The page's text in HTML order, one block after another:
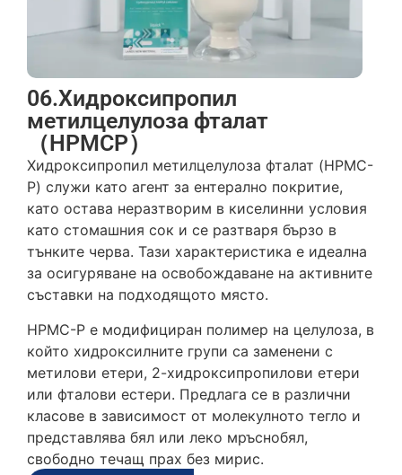
06.Хидроксипропил
метилцелулоза фталат
（HPMCP）
Хидроксипропил метилцелулоза фталат (HPMC-
P) служи като агент за ентерално покритие,
като остава неразтворим в киселинни условия
като стомашния сок и се разтваря бързо в
тънките черва. Тази характеристика е идеална
за осигуряване на освобождаване на активните
съставки на подходящото място.
HPMC-P е модифициран полимер на целулоза, в
който хидроксилните групи са заменени с
метилови етери, 2-хидроксипропилови етери
или фталови естери. Предлага се в различни
класове в зависимост от молекулното тегло и
представлява бял или леко мръснобял,
свободно течащ прах без мирис.